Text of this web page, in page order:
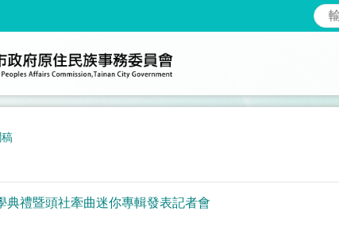
搜尋
典禮暨頭社牽曲迷你專輯發表記者會